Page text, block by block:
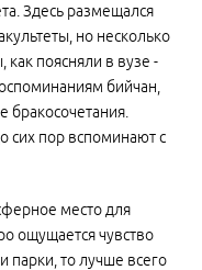
Здесь размещался
но несколько
как поясняли в вузе -
бийчан,
сих пор вспоминают с
место для
ощущается чувство
парки, то лучше всего